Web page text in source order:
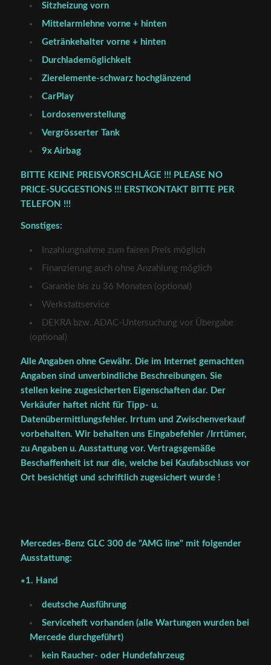
Sitzheizung vorn
Mittelarmlehne vorne + hinten
Getränkehalter vorne + hinten
Durchlademöglichkeit
Zierelemente-schwarz hochglänzend
CarPlay
Lordosenverstellung
Vergrösserter Tank
9x Airbag
BITTE KEINE PREISVORSCHLÄGE !!! PLEASE NO
PRICE-SUGGESTIONS !!! ERSTKONTAKT BITTE PER
TELEFON !!!
Sonstiges:
Inzahlungnahme zum fairen Preis möglich
Finanzierung auch ohne Anzahlung möglich
Garantie bis zu 36 Monaten (optional)
Werkstattservice
DEKRA bzw. ADAC-Untersuchung vor Übergabe
(optional)
Alle Angaben ohne Gewähr. Die im Internet gemachten
Angaben sind unverbindliche Beschreibungen. Sie
stellen keine zugesicherten Eigenschaften dar. Der
Verkäufer haftet nicht für Tipp- u.
Datenübermittlungsfehler. Irrtum und Zwischenverkauf
vorbehalten. Wir behalten uns Eingabefehler /Irrtümer,
zu Angaben u. Ausstattung vor. Vertragsgemäße
Beschaffenheit ist nur die, welche bei Kaufabschluss vor
Ort besichtigt und schriftlich zugesichert wurde !
Mercedes-Benz GLC 300 de "AMG line" mit folgender
Ausstattung:
∗1. Hand
deutsche Ausführung
Serviceheft vorhanden (alle Wartungen wurden bei
Mercede durchgeführt)
kein Raucher- oder Hundefahrzeug